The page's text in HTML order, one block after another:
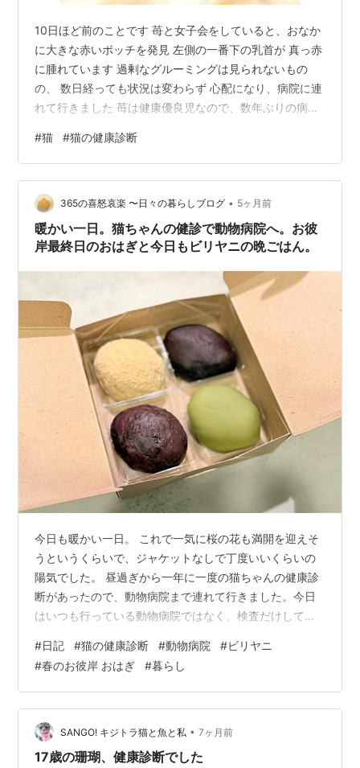
10日ほど前のことです 苺と女子会をしていると、おなか
に大きな赤いポッチを発見 左側の一番下の乳首が 真っ赤
に腫れています 過剰なグルーミングは見られないもの
の、 数日経っても状況は変わらず 心配になり、病院に連
れて行きました 苺は健康優良児なので、数年ぶりの病院
んにソックリ！！」 「もしかして 醍醐ちゃんの子と
か？」 いや～ 赤の他人なんですけどね 毛色も体型も醍
醐にそっくりな苺です （写真は昨年撮影したもので、手
前が醍醐・奥が苺です） おなかと乳首は細菌性皮膚感染
症とのことで、 ステロイド剤（プレドニゾロン）を抗生
剤（アモキクリア）を与…
#猫 #猫の健康診断
365の喜怒哀楽 〜日々の暮らしブログ • 5ヶ月前
暖かい一日。猫ちゃんの健診で動物病院へ。お彼
岸最終日のおはぎと今日もビリヤニの晩ごはん。
今日も暖かい一日。 これで一気に桜の花も満開を迎えそ
うというくらいで、ジャケットなしで丁度いいくらいの
陽気でした。 昼過ぎから一年に一度の猫ちゃんの健康診
断があったので、動物病院まで連れて行きました。今日
はいつも行っている動物病院ではなく、検査だけしても
いで猫ちゃんも警戒心剥き出しで、少しでも触れられる
とシャーッ！と威嚇。 なだめつつも検査は小一時間かか
るとのことで、その間にお買い物を済ませてくることに
しました。食材のお買い物に広尾の明治屋へ行くと、榮
太樓が期間限定出店していたので、おはぎを買いまし
た。毎年、春秋問わずお彼岸にはたくさんのおは…
#日記 #猫の健康診断 #動物病院 #ビリヤニ
#春のお彼岸 おはぎ #暮らし
SANGO! キジトラ猫と魚と私 • 7ヶ月前
17歳の珊瑚、健康診断でした